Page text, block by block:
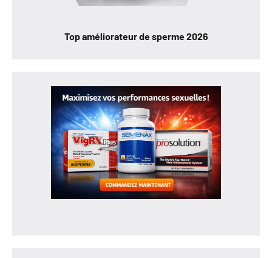
Top améliorateur de sperme 2026